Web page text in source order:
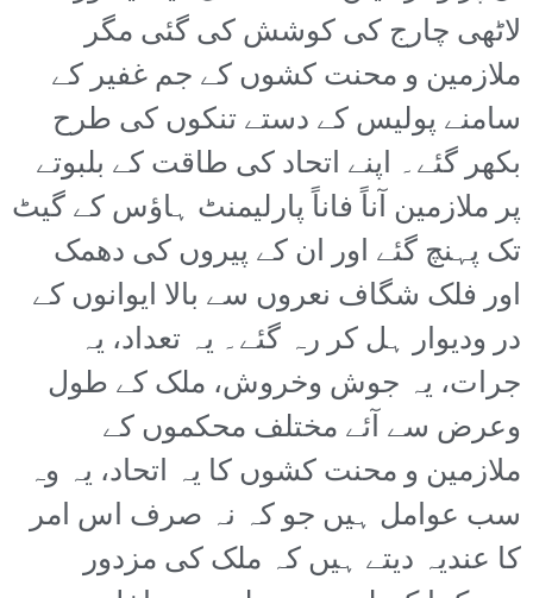
لاٹھی چارج کی کوشش کی گئی مگر
ملازمین و محنت کشوں کے جم غفیر کے
سامنے پولیس کے دستے تنکوں کی طرح
بکھر گئے۔ اپنے اتحاد کی طاقت کے بلبوتے
پر ملازمین آناً فاناً پارلیمنٹ ہاؤس کے گیٹ
تک پہنچ گئے اور ان کے پیروں کی دھمک
اور فلک شگاف نعروں سے بالا ایوانوں کے
در ودیوار ہل کر رہ گئے۔ یہ تعداد، یہ
جرات، یہ جوش وخروش، ملک کے طول
وعرض سے آئے مختلف محکموں کے
ملازمین و محنت کشوں کا یہ اتحاد، یہ وہ
سب عوامل ہیں جو کہ نہ صرف اس امر
کا عندیہ دیتے ہیں کہ ملک کی مزدور